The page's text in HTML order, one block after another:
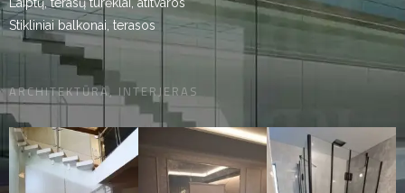
Stikliniai balkonai, terasos
ARCHITEKTŪRA, INTERJERAS